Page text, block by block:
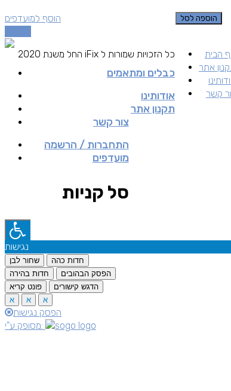
הוספה לסל
הוסף למועדפים
הבית
אתר
קשר
כל הזכויות שמורות ל iFix החל משנת 2020
כבלים ומתאמים
אודותינו
תקנון אתר
צור קשר
התחברות / הרשמה
מועדפים
סל קניות
נגישות
שחור לבן
חדות כהה
חדות בהירה
הפסק הבהובים
פונט קריא
הדגש קישורים
א
א א
הפסק נגישות
מסופק ע"י: